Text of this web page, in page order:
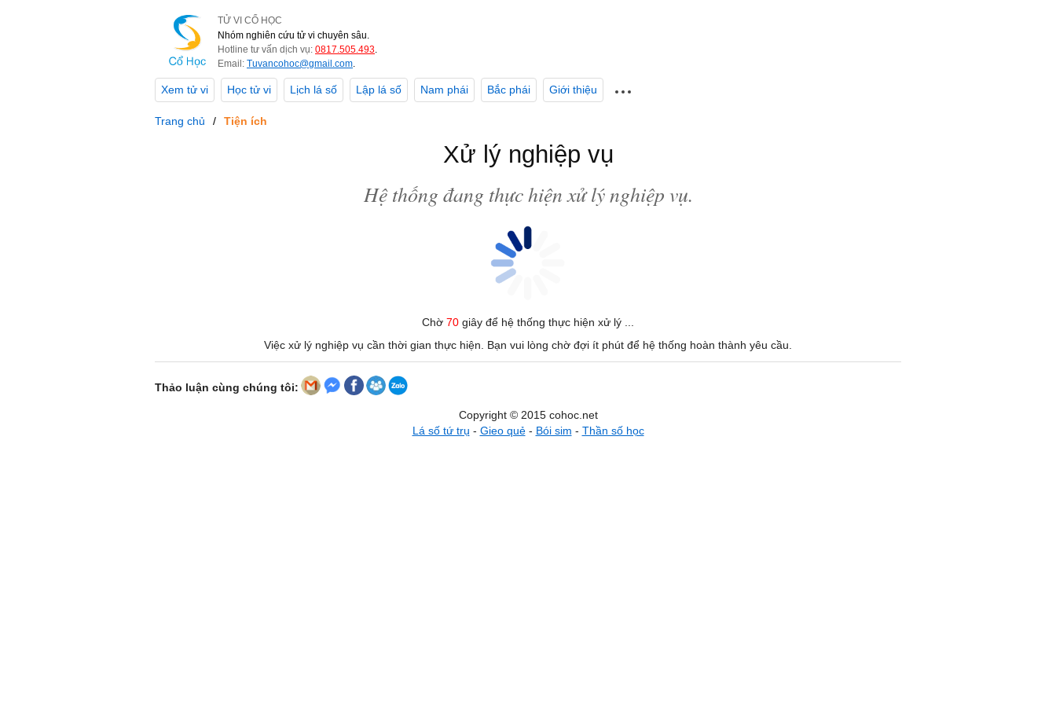
TỬ VI CỔ HỌC
Nhóm nghiên cứu tử vi chuyên sâu.
Hotline tư vấn dịch vụ: 0817.505.493.
Email: Tuvancohoc@gmail.com.
Xem tử vi Học tử vi Lịch lá số Lập lá số Nam phái Bắc phái Giới thiệu
Trang chủ Tiện ích
Xử lý nghiệp vụ
Hệ thống đang thực hiện xử lý nghiệp vụ.
Chờ 70 giây để hệ thống thực hiện xử lý ...
Việc xử lý nghiệp vụ cần thời gian thực hiện. Bạn vui lòng chờ đợi ít phút để hệ thống hoàn thành yêu cầu.
Thảo luận cùng chúng tôi:
Copyright © 2015 cohoc.net
Lá số tứ trụ - Gieo quẻ- Bói sim - Thần số học